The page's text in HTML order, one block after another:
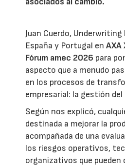
Juan Cuerdo, Underwriting
España y Portugal enAXA
Fórum amec 2026 para
aspecto que a menudo
en los procesos de
empresarial: la gestión del
Según nos explicó,
destinada a mejorar la
acompañada de una
los riesgos operativos,
organizativos que